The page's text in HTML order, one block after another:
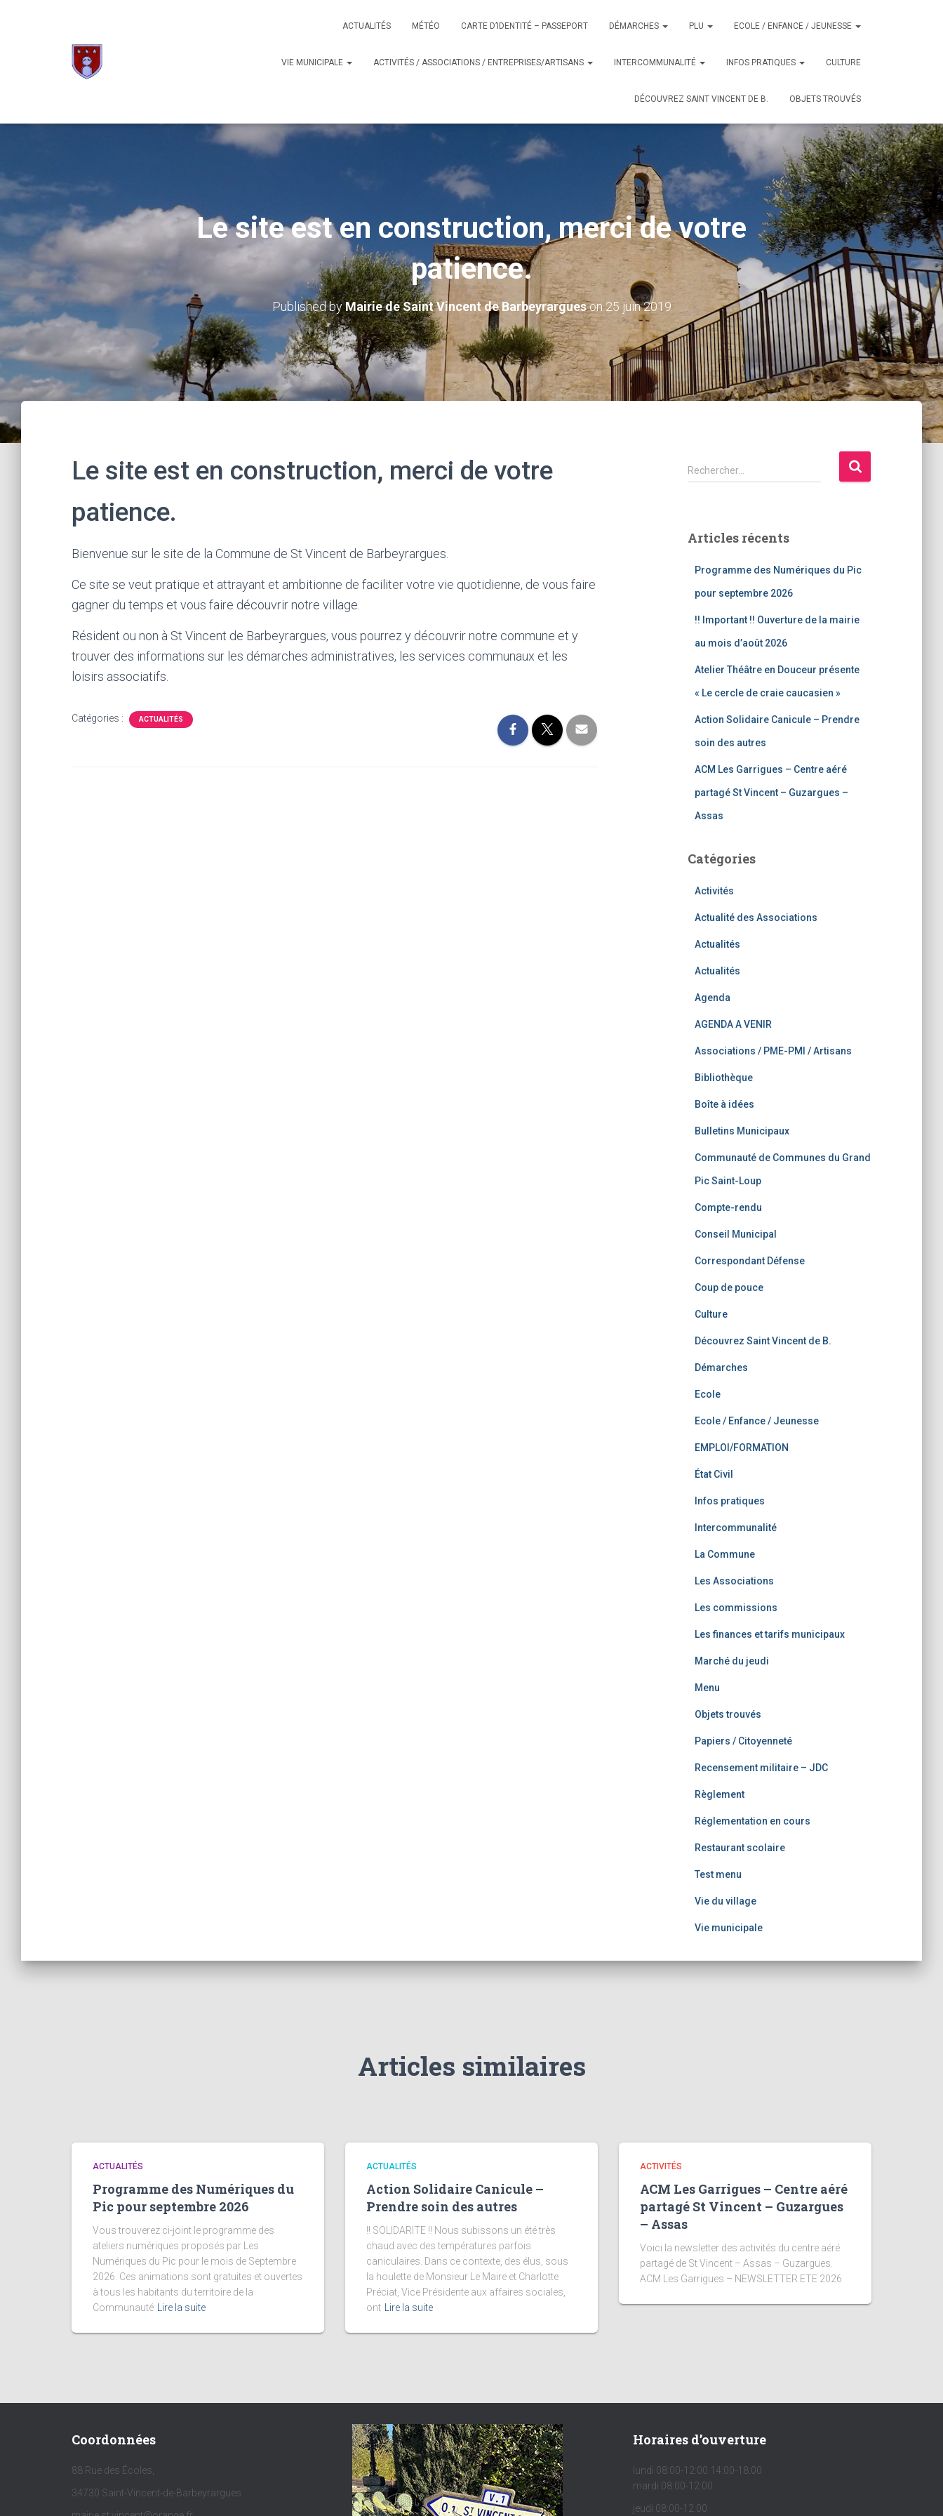
ACTUALITÉS MÉTÉO CARTE D’IDENTITÉ – PASSEPORT DÉMARCHES PLU ECOLE / ENFANCE / JEUNESSE
VIE MUNICIPALE ACTIVITÉS / ASSOCIATIONS / ENTREPRISES/ARTISANS INTERCOMMUNALITÉ INFOS PRATIQUES CULTURE
DÉCOUVREZ SAINT VINCENT DE B. OBJETS TROUVÉS
Le site est en construction, merci de votre
patience.
Published byMairie de Saint Vincent de Barbeyrargueson25 juin 2019
Le site est en construction, merci de votre
patience.
Bienvenue sur le site de la Commune de St Vincent de Barbeyrargues.
Ce site se veut pratique et attrayant et ambitionne de faciliter votre vie quotidienne, de vous faire
gagner du temps et vous faire découvrir notre village.
Résident ou non à St Vincent de Barbeyrargues, vous pourrez y découvrir notre commune et y
trouver des informations sur les démarches administratives, les services communaux et les
loisirs associatifs.
Catégories : ACTUALITÉS
R
e
r
Rechercher…
Articles récents
Programme des Numériques du Pic
pour septembre 2026
!! Important !! Ouverture de la mairie
au mois d’août 2026
Atelier Théâtre en Douceur présente
« Le cercle de craie caucasien »
Action Solidaire Canicule – Prendre
soin des autres
ACM Les Garrigues – Centre aéré
partagé St Vincent – Guzargues –
Assas
Catégories
Activités
Actualité des Associations
Actualités
Actualités
Agenda
AGENDA A VENIR
Associations / PME-PMI / Artisans
Bibliothèque
Boîte à idées
Bulletins Municipaux
Communauté de Communes du Grand
Pic Saint-Loup
Compte-rendu
Conseil Municipal
Correspondant Défense
Coup de pouce
Culture
Découvrez Saint Vincent de B.
Démarches
Ecole
Ecole / Enfance / Jeunesse
EMPLOI/FORMATION
État Civil
Infos pratiques
Intercommunalité
La Commune
Les Associations
Les commissions
Les finances et tarifs municipaux
Marché du jeudi
Menu
Objets trouvés
Papiers / Citoyenneté
Recensement militaire – JDC
Règlement
Réglementation en cours
Restaurant scolaire
Test menu
Vie du village
Vie municipale
Articles similaires
ACTUALITÉS
Programme des Numériques du
Pic pour septembre 2026
Vous trouverez ci-joint le programme des
ateliers numériques proposés par Les
Numériques du Pic pour le mois de Septembre
2026. Ces animations sont gratuites et ouvertes
à tous les habitants du territoire de la
Communauté
Lire la suite
ACTUALITÉS
Action Solidaire Canicule –
Prendre soin des autres
!! SOLIDARITE !! Nous subissons un été très
chaud avec des températures parfois
caniculaires. Dans ce contexte, des élus, sous
la houlette de Monsieur Le Maire et Charlotte
Préciat, Vice Présidente aux affaires sociales,
ont
Lire la suite
ACTIVITÉS
ACM Les Garrigues – Centre aéré
partagé St Vincent – Guzargues
– Assas
Voici la newsletter des activités du centre aéré
partagé de St Vincent – Assas – Guzargues.
ACM Les Garrigues – NEWSLETTER ETE 2026
Coordonnées
88 Rue des Écoles,
34730 Saint-Vincent-de-Barbeyrargues
Horaires d’ouverture
lundi 08:00-12:00 14:00-18:00
mardi 08:00-12:00
jeudi 08:00-12:00